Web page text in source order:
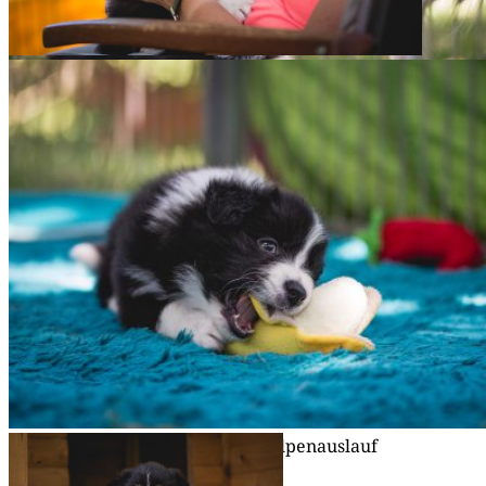
27|06|2019 – Neu­es aus dem Welpenauslauf
27|06|2019 – Neu­es aus dem Welpenauslauf
27|06|2019 – Neu­es aus dem Welpenauslauf
27|06|2019 – Neu­es aus dem Welpenauslauf